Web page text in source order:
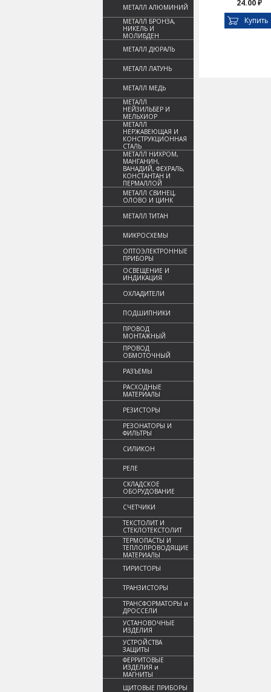
МЕТАЛЛ АЛЮМИНИЙ
МЕТАЛЛ БРОНЗА,
НИКЕЛЬ И
МОЛИБДЕН
МЕТАЛЛ ДЮРАЛЬ
МЕТАЛЛ ЛАТУНЬ
МЕТАЛЛ МЕДЬ
МЕТАЛЛ
НЕЙЗИЛЬБЕР И
МЕЛЬХИОР
МЕТАЛЛ
НЕРЖАВЕЮЩАЯ И
КОНСТРУКЦИОННАЯ
СТАЛЬ
МЕТАЛЛ НИХРОМ,
МАНГАНИН,
ВАНАДИЙ, ФЕХРАЛЬ,
КОНСТАНТАН И
ПЕРМАЛЛОЙ
МЕТАЛЛ СВИНЕЦ,
ОЛОВО И ЦИНК
МЕТАЛЛ ТИТАН
МИКРОСХЕМЫ
ОПТОЭЛЕКТРОННЫЕ
ПРИБОРЫ
ОСВЕЩЕНИЕ И
ИНДИКАЦИЯ
ОХЛАДИТЕЛИ
ПОДШИПНИКИ
ПРОВОД
МОНТАЖНЫЙ
ПРОВОД
ОБМОТОЧНЫЙ
РАЗЪЕМЫ
РАСХОДНЫЕ
МАТЕРИАЛЫ
РЕЗИСТОРЫ
РЕЗОНАТОРЫ И
ФИЛЬТРЫ
СИЛИКОН
РЕЛЕ
СКЛАДСКОЕ
ОБОРУДОВАНИЕ
СЧЕТЧИКИ
ТЕКСТОЛИТ И
СТЕКЛОТЕКСТОЛИТ
ТЕРМОПАСТЫ И
ТЕПЛОПРОВОДЯЩИЕ
МАТЕРИАЛЫ
ТИРИСТОРЫ
ТРАНЗИСТОРЫ
ТРАНСФОРМАТОРЫ и
ДРОССЕЛИ
УСТАНОВОЧНЫЕ
ИЗДЕЛИЯ
УСТРОЙСТВА
ЗАЩИТЫ
ФЕРРИТОВЫЕ
ИЗДЕЛИЯ и
МАГНИТЫ
ЩИТОВЫЕ ПРИБОРЫ
24.00 ₽
Купить